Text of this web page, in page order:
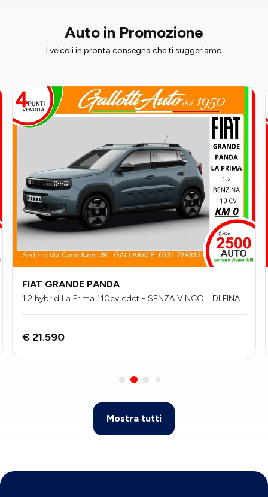
Auto in Promozione
I veicoli in pronta consegna che ti suggeriamo
FIAT GRANDE PANDA
1.2 hybrid La Prima 110cv edct - SENZA VINCOLI DI FINAN
€ 21.590
Mostra tutti